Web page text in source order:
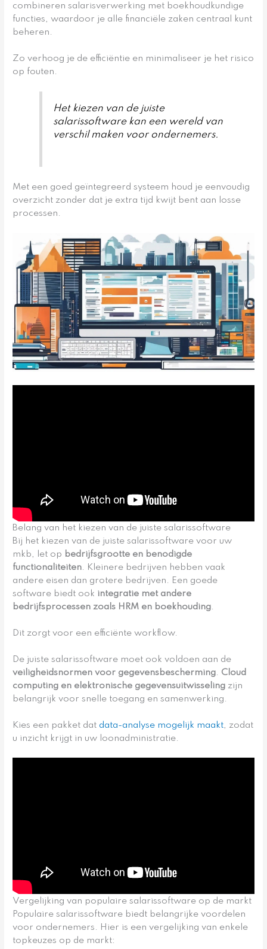
combineren salarisverwerking met boekhoudkundige
functies, waardoor je alle financiële zaken centraal kunt
beheren.
Zo verhoog je de efficiëntie en minimaliseer je het risico
op fouten.
Het kiezen van de juiste
salarissoftware kan een wereld van
verschil maken voor ondernemers.
Met een goed geïntegreerd systeem houd je eenvoudig
overzicht zonder dat je extra tijd kwijt bent aan losse
processen.
Belang van het kiezen van de juiste salarissoftware
Bij het kiezen van de juiste salarissoftware voor uw
mkb, let op bedrijfsgrootte en benodigde
functionaliteiten. Kleinere bedrijven hebben vaak
andere eisen dan grotere bedrijven. Een goede
software biedt ook integratie met andere
bedrijfsprocessen zoals HRM en boekhouding.
Dit zorgt voor een efficiënte workflow.
De juiste salarissoftware moet ook voldoen aan de
veiligheidsnormen voor gegevensbescherming. Cloud
computing en elektronische gegevensuitwisseling zijn
belangrijk voor snelle toegang en samenwerking.
Kies een pakket dat data-analyse mogelijk maakt, zodat
u inzicht krijgt in uw loonadministratie.
Vergelijking van populaire salarissoftware op de markt
Populaire salarissoftware biedt belangrijke voordelen
voor ondernemers. Hier is een vergelijking van enkele
topkeuzes op de markt: